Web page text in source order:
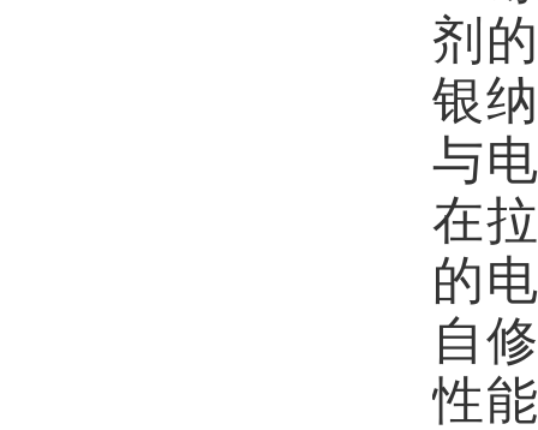
剂
银
与
在
的
自
性